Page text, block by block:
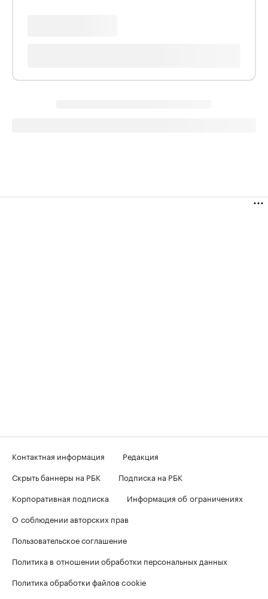
Контактная информация
Редакция
Скрыть баннеры на РБК
Подписка на РБК
Корпоративная подписка
Информация об ограничениях
О соблюдении авторских прав
Пользовательское соглашение
Политика в отношении обработки персональных данных
Политика обработки файлов cookie